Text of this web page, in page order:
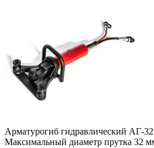
Арматурогиб гидравлический АГ-
Максимальный диаметр прутка 32